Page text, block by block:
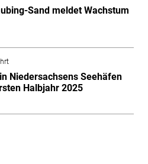
Sand meldet Wachstum
Niedersachsens Seehäfen
Halbjahr 2025